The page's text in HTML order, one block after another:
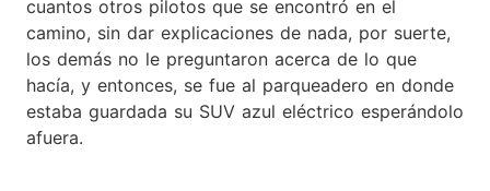
cuantos otros pilotos que se encontró en el
camino, sin dar explicaciones de nada, por suerte,
los demás no le preguntaron acerca de lo que
hacía, y entonces, se fue al parqueadero en donde
estaba guardada su SUV azul eléctrico esperándolo
afuera.